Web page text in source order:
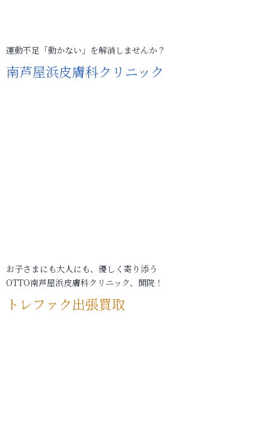
運動不足「動かない」を解消しませんか？
南芦屋浜皮膚科クリニック
お子さまにも大人にも、優しく寄り添う
OTTO南芦屋浜皮膚科クリニック、開院！
トレファク出張買取